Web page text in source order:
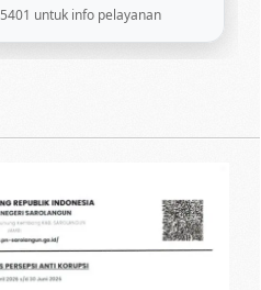
untuk info pelayanan